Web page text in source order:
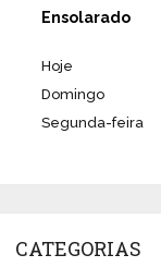
Ensolarado
Hoje
Domingo
Segunda-feira
CATEGORIAS